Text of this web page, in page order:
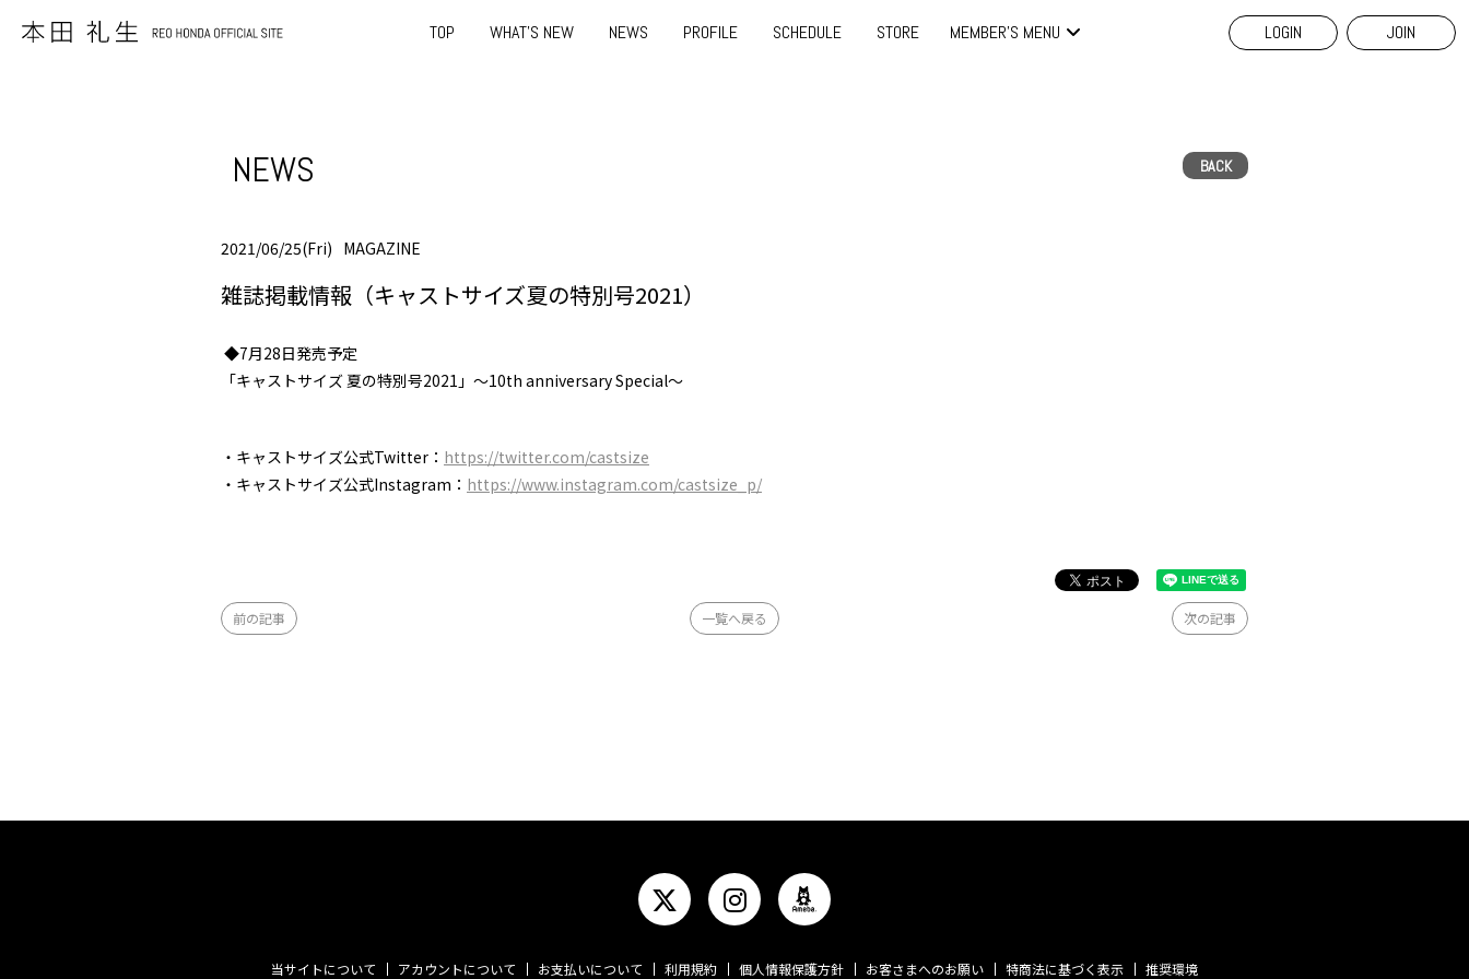
TOP WHAT'S NEW NEWS PROFILE SCHEDULE STORE MEMBER'S MENU LOGIN JOIN
NEWS BACK
2021/06/25(Fri) MAGAZINE
雑誌掲載情報（キャストサイズ夏の特別号2021）
◆7月28日発売予定
「キャストサイズ 夏の特別号2021」〜10th anniversary Special〜
・キャストサイズ公式Twitter： https://twitter.com/castsize
・キャストサイズ公式Instagram： https://www.instagram.com/castsize_p/
次の記事
一覧へ戻る
前の記事
当サイトについて アカウントについて お支払いについて 利用規約 個人情報保護方針 お客さまへのお願い 特商法に基づく表示 推奨環境